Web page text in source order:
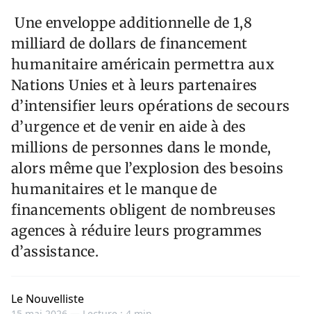
Une enveloppe additionnelle de 1,8
milliard de dollars de financement
humanitaire américain permettra aux
Nations Unies et à leurs partenaires
d’intensifier leurs opérations de secours
d’urgence et de venir en aide à des
millions de personnes dans le monde,
alors même que l’explosion des besoins
humanitaires et le manque de
financements obligent de nombreuses
agences à réduire leurs programmes
d’assistance.
Le Nouvelliste